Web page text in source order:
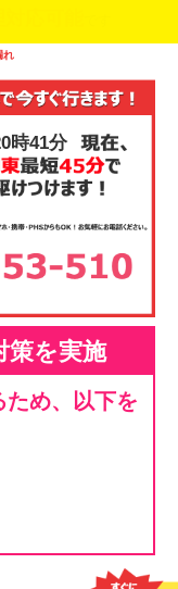
れ
時41分
策を実施
ため、以下を